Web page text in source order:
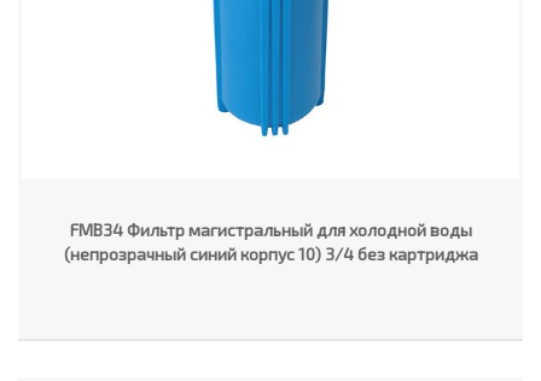
FMB34 Фильтр магистральный для холодной воды
(непрозрачный синий корпус 10) 3/4 без картриджа